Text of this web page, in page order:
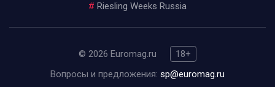
# Riesling Weeks Russia
© 2026 Euromag.ru
18+
Вопросы и предложения: sp@euromag.ru